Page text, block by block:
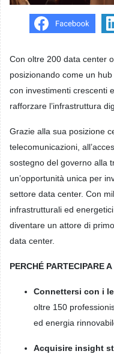
Con oltre 200 data center
posizionando come un
con investimenti crescenti
rafforzare l’infrastruttura
Grazie alla sua posizione
telecomunicazioni,
sostegno del governo alla
un’opportunità unica per
settore data center. Con
infrastrutturali ed
diventare un attore di
data center.
PERCHÉ PARTECIPARE
Connettersi con i
oltre 150
ed energia
Acquisire insight